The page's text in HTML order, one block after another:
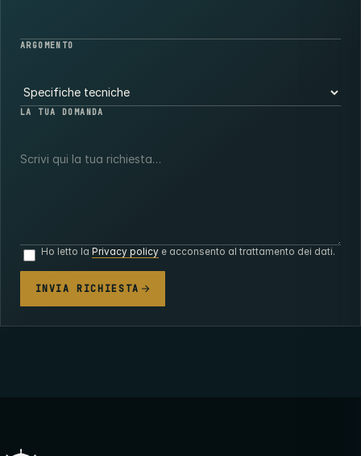
ARGOMENTO
LA TUA DOMANDA
Ho letto la Privacy policye acconsento al trattamento dei dati.
INVIA RICHIESTA